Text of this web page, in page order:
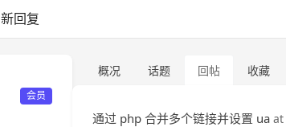
新回复
会员
概况 话题 回帖 收藏
通过 php 合并多个链接并设置 ua at